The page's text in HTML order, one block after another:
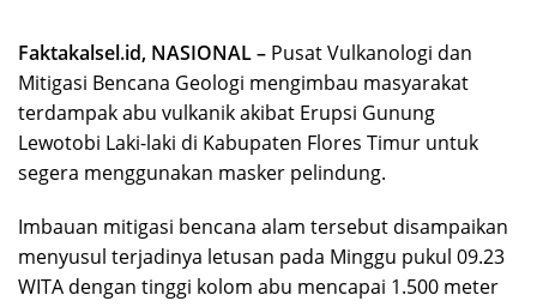
Faktakalsel.id, NASIONAL – Pusat Vulkanologi dan
Mitigasi Bencana Geologi mengimbau masyarakat
terdampak abu vulkanik akibat Erupsi Gunung
Lewotobi Laki-laki di Kabupaten Flores Timur untuk
segera menggunakan masker pelindung.
Imbauan mitigasi bencana alam tersebut disampaikan
menyusul terjadinya letusan pada Minggu pukul 09.23
WITA dengan tinggi kolom abu mencapai 1.500 meter